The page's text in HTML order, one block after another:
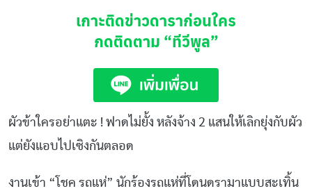
เกาะติดข่าวดาราก่อนใคร
กดติดตาม “ทีวีพูล”
ผัวข้าใครอย่าแตะ ! ฟาดไม่ยั้ง หลังจ้าง 2 แสนให้เลิกยุ่งกับผัว
แต่ยังแอบไปเซิงกันตลอด
งานเข้า “โชค รถแห่” นักร้องรถแห่ที่โดนดรามาแบบสะเทิ้น